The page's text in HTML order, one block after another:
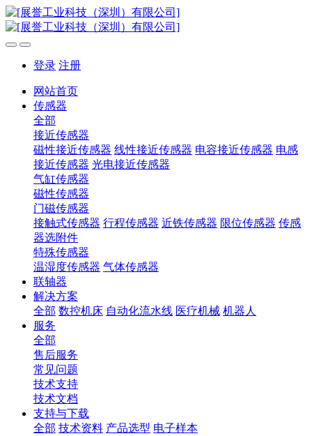
登录 注册
网站首页
传感器
全部
接近传感器
磁性接近传感器 线性接近传感器 电容接近传感器 电感
接近传感器 光电接近传感器
气缸传感器
磁性传感器
门磁传感器
接触式传感器 行程传感器 近铁传感器 限位传感器 传感
器选附件
特殊传感器
温湿度传感器 气体传感器
联轴器
解决方案
全部 数控机床 自动化流水线 医疗机械 机器人
服务
全部
售后服务
常见问题
技术支持
技术文档
支持与下载
全部 技术资料 产品选型 电子样本